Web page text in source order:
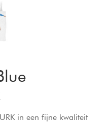
in een fijne kwaliteit